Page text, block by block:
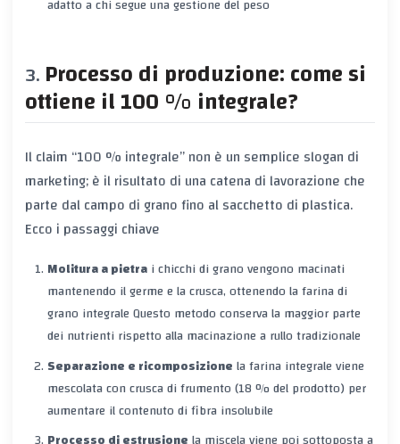
adatto a chi segue unagestione del peso
Processo di produzione: come si
ottiene il 100 % integrale?
Il claim “100 % integrale” non è un semplice slogan di
marketing; è il risultato di una catena di lavorazione che
parte dal campo di grano fino al sacchetto di plastica.
Ecco i passaggi chiave
Molitura a pietrai chicchi di grano vengono macinati
mantenendo il germe e la crusca, ottenendo lafarina di
grano integraleQuesto metodo conserva la maggior parte
dei nutrienti rispetto alla macinazione a rullo tradizionale
Separazione e ricomposizionela farina integrale viene
mescolata con crusca di frumento (18 % del prodotto) per
aumentare il contenuto di fibra insolubile